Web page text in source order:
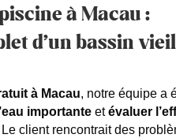
à Macau :
d’un bassin
à Macau, notre équipe a
importanteetévaluer
client rencontrait des